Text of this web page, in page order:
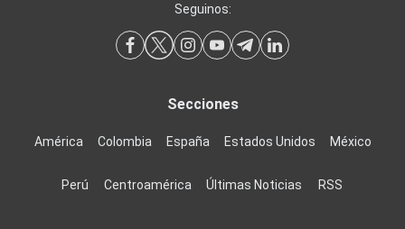
Seguinos:
Secciones
América Colombia España Estados Unidos México
Perú Centroamérica Últimas Noticias RSS